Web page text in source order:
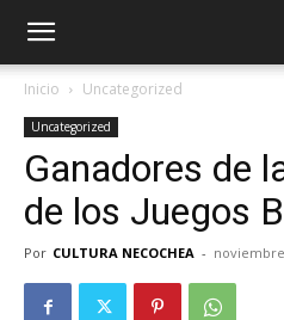
Inicio Uncategorized
Uncategorized
Ganadores de
de los Juegos
Por CULTURA NECOCHEA - noviembre